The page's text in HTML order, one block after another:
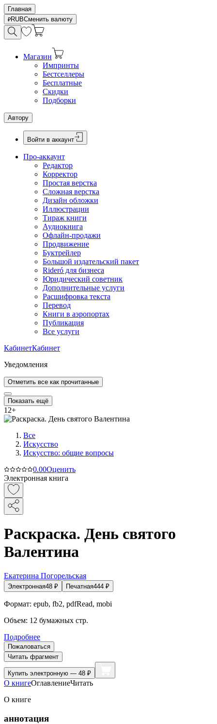
Главная
RUBСменить валюту
Магазин
Импринты
Бестселлеры
Бесплатные
Скидки
Подборки
Автору
Войти в аккаунт
Про-аккаунт
Редактор
Корректор
Простая верстка
Сложная верстка
Дизайн обложки
Иллюстрации
Тираж книги
Аудиокнига
Офлайн-продажи
Продвижение
Буктрейлер
Большой издательский пакет
Rideró для бизнеса
Юридический советник
Дополнительные услуги
Расшифровка текста
Перевод
Книги в аэропортах
Публикация
Все услуги
КабинетКабинет
Уведомления
Отметить все как прочитанные
Показать ещё
12+
Все
Искусство
Искусство: общие вопросы
0.00Оценить
Электронная книга
Раскраска. День святого
Валентина
Екатерина Погорельская
Электронная48 ₽ Печатная444 ₽
Формат: epub, fb2, pdfRead, mobi
Объем: 12 бумажных стр.
Подробнее
Пожаловаться
Читать фрагмент
Купить электронную — 48 ₽
О книгеОглавлениеЧитать
О книге
аннотация